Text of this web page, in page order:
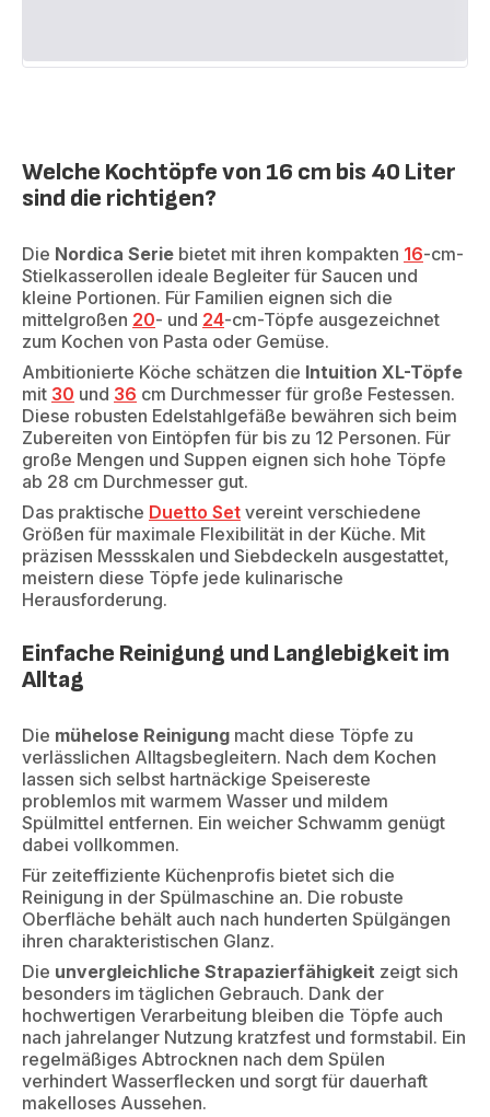
Welche Kochtöpfe von 16 cm bis 40 Liter
sind die richtigen?
Die Nordica Serie bietet mit ihren kompakten 16-cm-
Stielkasserollen ideale Begleiter für Saucen und
kleine Portionen. Für Familien eignen sich die
mittelgroßen 20- und 24-cm-Töpfe ausgezeichnet
zum Kochen von Pasta oder Gemüse.
Ambitionierte Köche schätzen die Intuition XL-Töpfe
mit 30 und 36 cm Durchmesser für große Festessen.
Diese robusten Edelstahlgefäße bewähren sich beim
Zubereiten von Eintöpfen für bis zu 12 Personen. Für
große Mengen und Suppen eignen sich hohe Töpfe
ab 28 cm Durchmesser gut.
Das praktische Duetto Set vereint verschiedene
Größen für maximale Flexibilität in der Küche. Mit
präzisen Messskalen und Siebdeckeln ausgestattet,
meistern diese Töpfe jede kulinarische
Herausforderung.
Einfache Reinigung und Langlebigkeit im
Alltag
Die mühelose Reinigung macht diese Töpfe zu
verlässlichen Alltagsbegleitern. Nach dem Kochen
lassen sich selbst hartnäckige Speisereste
problemlos mit warmem Wasser und mildem
Spülmittel entfernen. Ein weicher Schwamm genügt
dabei vollkommen.
Für zeiteffiziente Küchenprofis bietet sich die
Reinigung in der Spülmaschine an. Die robuste
Oberfläche behält auch nach hunderten Spülgängen
ihren charakteristischen Glanz.
Die unvergleichliche Strapazierfähigkeit zeigt sich
besonders im täglichen Gebrauch. Dank der
hochwertigen Verarbeitung bleiben die Töpfe auch
nach jahrelanger Nutzung kratzfest und formstabil. Ein
regelmäßiges Abtrocknen nach dem Spülen
verhindert Wasserflecken und sorgt für dauerhaft
makelloses Aussehen.